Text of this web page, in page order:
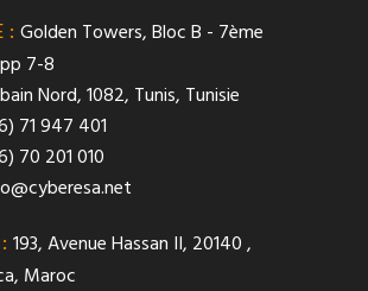
: Golden Towers, Bloc B - 7ème
7-8
Nord, 1082, Tunis, Tunisie
71 947 401
70 201 010
193, Avenue Hassan II, 20140 ,
Maroc